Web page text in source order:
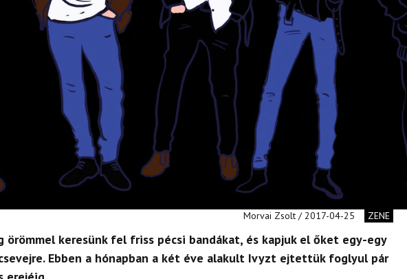
Morvai Zsolt / 2017-04-25 ZENE
örömmel keresünk fel friss pécsi bandákat, és kapjuk el őket egy-egy
Ebben a hónapban a két éve alakult Ivyzt ejtettük foglyul pár